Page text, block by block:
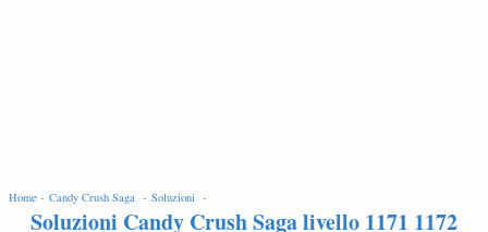
Home - Candy Crush Saga - Soluzioni -
Soluzioni Candy Crush Saga livello 1171 1172